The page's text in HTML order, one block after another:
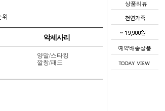
상품리뷰
악세사리
양말/스타킹
깔창/패드